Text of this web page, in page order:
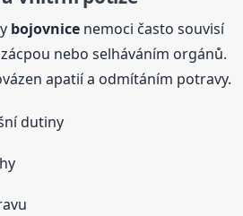
bojovnice nemoci často souvisí
nebo selháváním orgánů.
apatií a odmítáním potravy.
dutiny